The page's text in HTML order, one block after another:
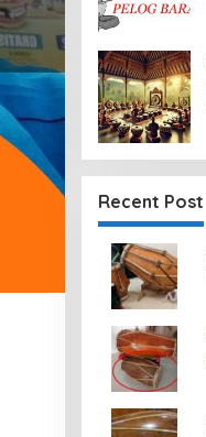
Recent Post